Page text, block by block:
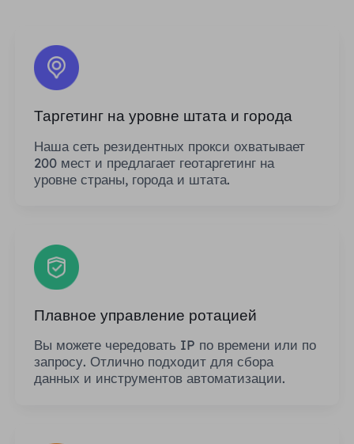
Таргетинг на уровне штата и города
Наша сеть резидентных прокси охватывает
200 мест и предлагает геотаргетинг на
уровне страны, города и штата.
Плавное управление ротацией
Вы можете чередовать IP по времени или по
запросу. Отлично подходит для сбора
данных и инструментов автоматизации.